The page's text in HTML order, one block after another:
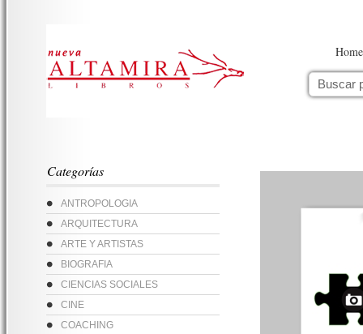
Home
Categorías
ANTROPOLOGIA
ARQUITECTURA
ARTE Y ARTISTAS
BIOGRAFIA
CIENCIAS SOCIALES
CINE
COACHING